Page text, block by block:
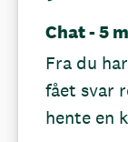
Chat - 5
Fra du
fået svar
hente en